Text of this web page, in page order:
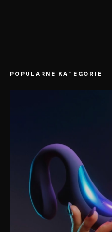
POPULARNE KATEGORIE